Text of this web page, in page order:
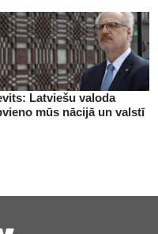
Latviešu valoda
mūs nācijā un valstī